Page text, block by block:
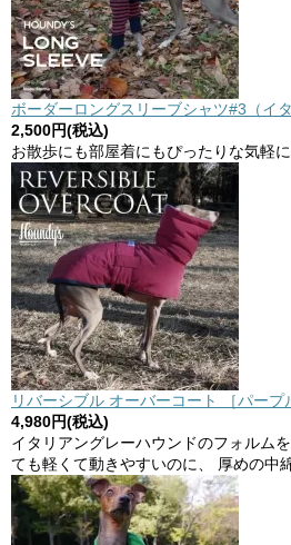
ボーダーロングスリーブシャツ#3（イ
2,500円(税込)
お散歩にも部屋着にもぴったりな気軽
リバーシブル オーバーコート ［パー
4,980円(税込)
イタリアングレーハウンドのフォルム
ても軽くて動きやすいのに、 厚めの中